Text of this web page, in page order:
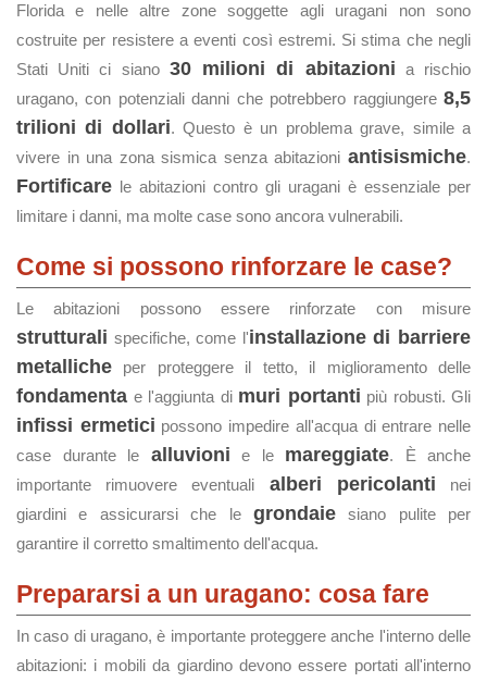
Florida e nelle altre zone soggette agli uragani non sono
costruite per resistere a eventi così estremi. Si stima che negli
Stati Uniti ci siano 30 milioni di abitazioni a rischio
uragano, con potenziali danni che potrebbero raggiungere 8,5
trilioni di dollari. Questo è un problema grave, simile a
vivere in una zona sismica senza abitazioni antisismiche.
Fortificare le abitazioni contro gli uragani è essenziale per
limitare i danni, ma molte case sono ancora vulnerabili.
Come si possono rinforzare le case?
Le abitazioni possono essere rinforzate con misure
strutturali specifiche, come l'installazione di barriere
metalliche per proteggere il tetto, il miglioramento delle
fondamenta e l'aggiunta di muri portanti più robusti. Gli
infissi ermetici possono impedire all'acqua di entrare nelle
case durante le alluvioni e le mareggiate. È anche
importante rimuovere eventuali alberi pericolanti nei
giardini e assicurarsi che le grondaiesiano pulite per
garantire il corretto smaltimento dell'acqua.
Prepararsi a un uragano: cosa fare
In caso di uragano, è importante proteggere anche l'interno delle
abitazioni: i mobili da giardino devono essere portati all'interno